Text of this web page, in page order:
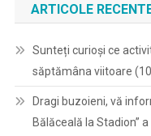
ARTICOLE
Sunteți curioși ce
săptămâna viitoare
Dragi buzoieni, vă
Bălăceală la Stadion”